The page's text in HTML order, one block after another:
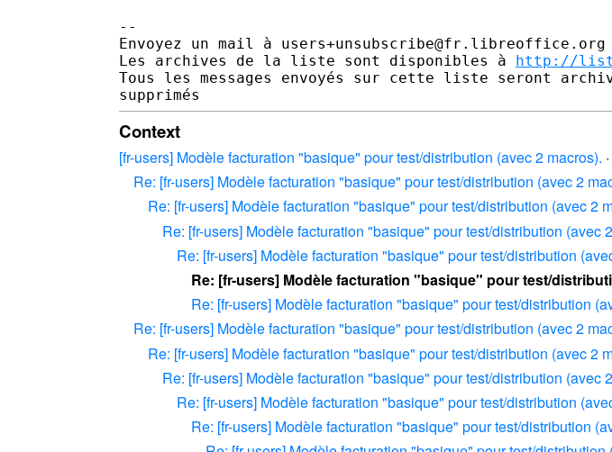
--
Envoyez un mail à
Les archives de la liste sont disponibles à http://
Tous les messages envoyés sur cette liste seront
Context
[fr-users] Modèle facturation "basique" pour test/distribution (avec 2 macros). ·
Re: [fr-users] Modèle facturation "basique" pour test/distribution (avec 2
Re: [fr-users] Modèle facturation "basique" pour test/distribution (avec 2
Re: [fr-users] Modèle facturation "basique" pour test/distribution (avec
Re: [fr-users] Modèle facturation "basique" pour test/distribution
Re: [fr-users] Modèle facturation "basique" pour test/
Re: [fr-users] Modèle facturation "basique" pour test/distribution
Re: [fr-users] Modèle facturation "basique" pour test/distribution (avec 2
Re: [fr-users] Modèle facturation "basique" pour test/distribution (avec 2
Re: [fr-users] Modèle facturation "basique" pour test/distribution (avec
Re: [fr-users] Modèle facturation "basique" pour test/distribution
Re: [fr-users] Modèle facturation "basique" pour test/distribution